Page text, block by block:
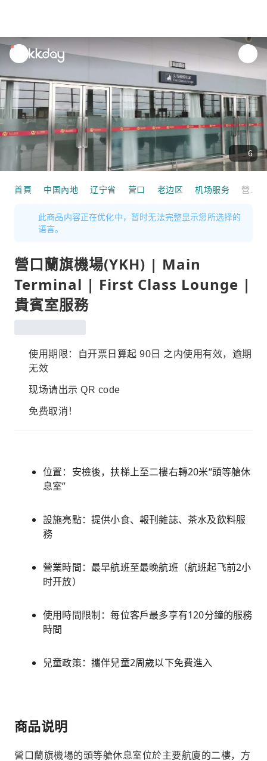
unread
notifications
6
首頁 中国內地 辽宁省 营口 老边区 机场服务
此商品内容正在优化中，暂时无法完整显示您所选择的
语言。
營口蘭旗機場(YKH) | Main
Terminal | First Class Lounge |
貴賓室服務
使用期限：自开票日算起 90日 之内使用有效，逾期
无效
现场请出示 QR code
免费取消！
位置：安檢後，扶梯上至二樓右轉20米“頭等艙休
息室”
設施亮點：提供小食、報刊雜誌、茶水及飲料服
務
營業時間：最早航班至最晚航班（航班起飞前2小
时开放）
使用時間限制：每位客戶最多享有120分鐘的服務
時間
兒童政策：攜伴兒童2周歲以下免費進入
商品说明
營口蘭旗機場的頭等艙休息室位於主要航廈的二樓，方